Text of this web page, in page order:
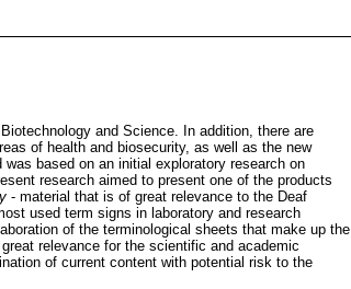
and Science. In addition, there are
of health and biosecurity, as well as the new
based on an initial exploratory research on
research aimed to present one of the products
- material that is of great relevance to the Deaf
used term signs in laboratory and research
of the terminological sheets that make up the
relevance for the scientific and academic
of current content with potential risk to the